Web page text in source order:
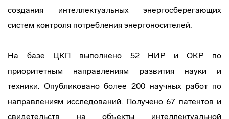
создания интеллектуальных энергосберегающих
систем контроля потребления энергоносителей.
На базе ЦКП выполнено 52 НИР и ОКР по
приоритетным направлениям развития науки и
техники. Опубликовано более 200 научных работ по
направлениям исследований. Получено 67 патентов и
свидетельств на объекты интеллектуальной